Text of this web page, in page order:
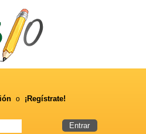
o ¡Regístrate!